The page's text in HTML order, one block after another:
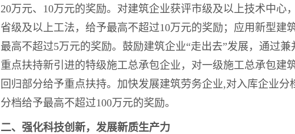
20万元、10万元的奖励。对建筑企业获评市级及以上技术中心
省级及以上工法，给予最高不超过10万元的奖励；应用新型建
最高不超过5万元的奖励。鼓励建筑企业“走出去”发展，通过兼
重点扶持新引进的特级施工总承包企业，对一级施工总承包建
回归部分给予重点扶持。加快发展建筑劳务企业,对入库企业
分档给予最高不超过100万元的奖励。
二、强化科技创新，发展新质生产力